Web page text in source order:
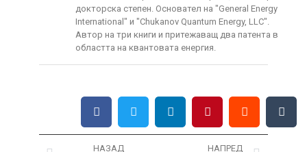
докторска степен. Основател на "General Energy
International" и "Chukanov Quantum Energy, LLC".
Автор на три книги и притежаващ два патента в
областта на квантовата енергия.
НАЗАД
НАПРЕД